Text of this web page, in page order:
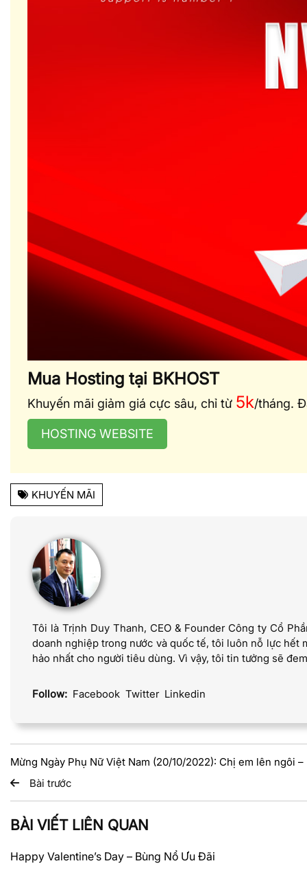
Mua Hosting tại BKHOST
Khuyến mãi giảm giá cực sâu, chỉ từ 5k/tháng.
HOSTING WEBSITE
KHUYẾN MÃI
Tôi là Trịnh Duy Thanh, CEO & Founder Công ty Cổ
doanh nghiệp trong nước và quốc tế, tôi luôn nỗ lực hết
hảo nhất cho người tiêu dùng. Vì vậy, tôi tin tưởng sẽ
Follow: Facebook Twitter Linkedin
Mừng Ngày Phụ Nữ Việt Nam (20/10/2022): Chị em lên ngôi
Bài trước
BÀI VIẾT LIÊN QUAN
Happy Valentine’s Day – Bùng Nổ Ưu Đãi